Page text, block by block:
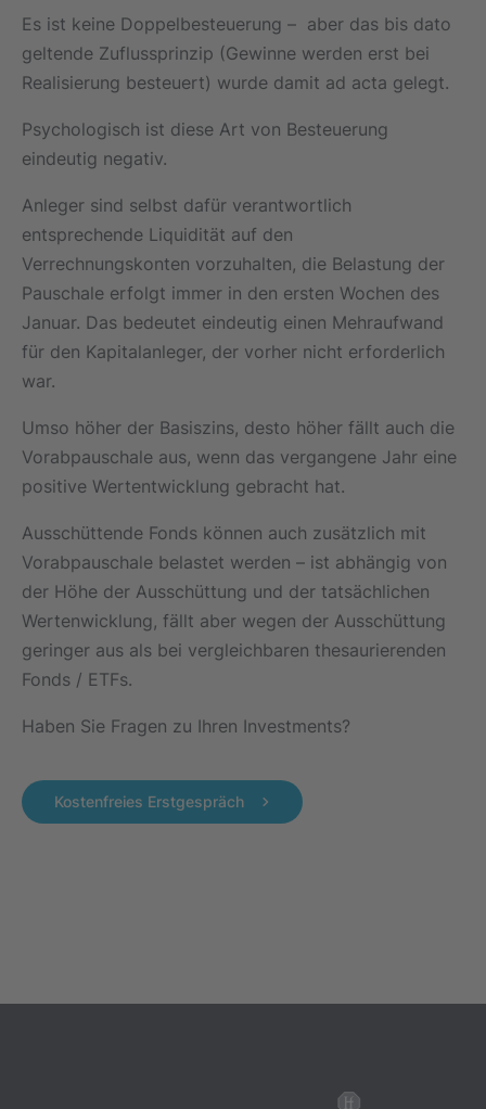
Es ist keine Doppelbesteuerung – aber das bis dato
geltende Zuflussprinzip (Gewinne werden erst bei
Realisierung besteuert) wurde damit ad acta gelegt.
Psychologisch ist diese Art von Besteuerung
eindeutig negativ.
Anleger sind selbst dafür verantwortlich
entsprechende Liquidität auf den
Verrechnungskonten vorzuhalten, die Belastung der
Pauschale erfolgt immer in den ersten Wochen des
Januar. Das bedeutet eindeutig einen Mehraufwand
für den Kapitalanleger, der vorher nicht erforderlich
war.
Umso höher der Basiszins, desto höher fällt auch die
Vorabpauschale aus, wenn das vergangene Jahr eine
positive Wertentwicklung gebracht hat.
Ausschüttende Fonds können auch zusätzlich mit
Vorabpauschale belastet werden – ist abhängig von
der Höhe der Ausschüttung und der tatsächlichen
Wertenwicklung, fällt aber wegen der Ausschüttung
geringer aus als bei vergleichbaren thesaurierenden
Fonds / ETFs.
Haben Sie Fragen zu Ihren Investments?
Kostenfreies Erstgespräch